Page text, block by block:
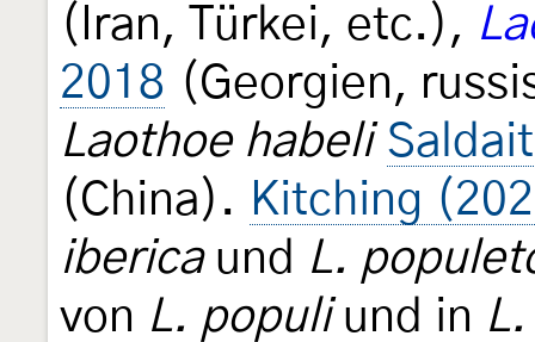
(Iran, Türkei, etc.),
2018 (Georgien,
Laothoe habeli
(China). Kitching
ibericaund L.
von L. populiund in